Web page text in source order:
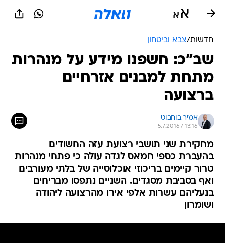
חדשות/צבא וביטחון
שב"כ: חשפנו מידע על מנהרות
מתחת למבנים אזרחיים
ברצועה
אמיר בוחבוט
5.7.2016 / 13:16
מחקירת שני תושבי רצועת עזה החשודים
בהעברת כספי חמאס לגדה עולה כי פתחי מנהרות
טרור קיימים בריכוזי אוכלוסייה של בלתי מעורבים
ואף בסביבת מסגדים. השניים נתפסו מבריחים
בנעליהם עשרות אלפי אירו מהרצועה ליהודה
ושומרון